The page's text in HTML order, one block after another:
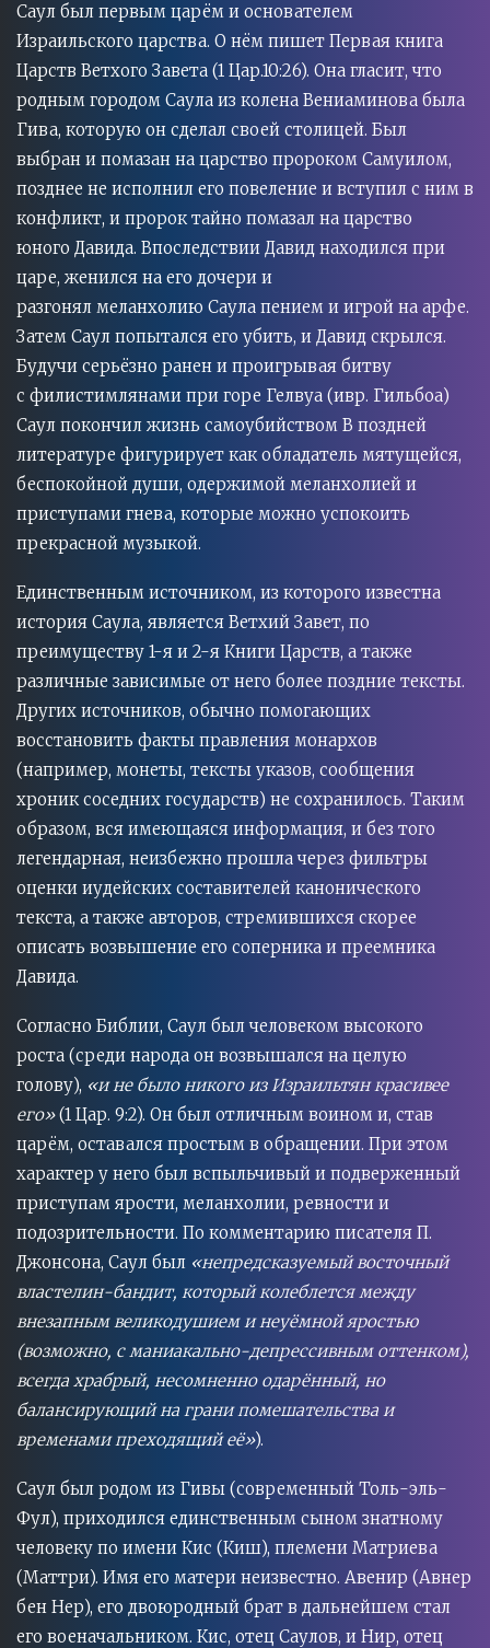
Саул был первым царём и основателем
Израильского царства. О нём пишет Первая книга
Царств Ветхого Завета (1 Цар.10:26). Она гласит, что
родным городом Саула из колена Вениаминова была
Гива, которую он сделал своей столицей. Был
выбран и помазан на царство пророком Самуилом,
позднее не исполнил его повеление и вступил с ним в
конфликт, и пророк тайно помазал на царство
юного Давида. Впоследствии Давид находился при
царе, женился на его дочери и
разгонял меланхолию Саула пением и игрой на арфе.
Затем Саул попытался его убить, и Давид скрылся.
Будучи серьёзно ранен и проигрывая битву
с филистимлянами при горе Гелвуа (ивр. Гильбоа)
Саул покончил жизнь самоубийством В поздней
литературе фигурирует как обладатель мятущейся,
беспокойной души, одержимой меланхолией и
приступами гнева, которые можно успокоить
прекрасной музыкой.
Единственным источником, из которого известна
история Саула, является Ветхий Завет, по
преимуществу 1-я и 2-я Книги Царств, а также
различные зависимые от него более поздние тексты.
Других источников, обычно помогающих
восстановить факты правления монархов
(например, монеты, тексты указов, сообщения
хроник соседних государств) не сохранилось. Таким
образом, вся имеющаяся информация, и без того
легендарная, неизбежно прошла через фильтры
оценки иудейских составителей канонического
текста, а также авторов, стремившихся скорее
описать возвышение его соперника и преемника
Давида.
Согласно Библии, Саул был человеком высокого
роста (среди народа он возвышался на целую
голову), «и не было никого из Израильтян красивее
его»(1 Цар. 9:2). Он был отличным воином и, став
царём, оставался простым в обращении. При этом
характер у него был вспыльчивый и подверженный
приступам ярости, меланхолии, ревности и
подозрительности. По комментарию писателя П.
Джонсона, Саул был «непредсказуемый восточный
властелин-бандит, который колеблется между
внезапным великодушием и неуёмной яростью
(возможно, с маниакально-депрессивным оттенком),
всегда храбрый, несомненно одарённый, но
балансирующий на грани помешательства и
временами преходящий её»).
Саул был родом из Гивы (современный Толь-эль-
Фул), приходился единственным сыном знатному
человеку по имени Кис (Киш), племени Матриева
(Маттри). Имя его матери неизвестно. Авенир (Авнер
бен Нер), его двоюродный брат в дальнейшем стал
его военачальником. Кис, отец Саулов, и Нир, отец